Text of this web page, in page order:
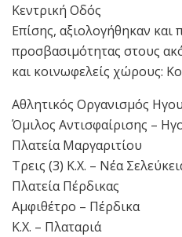
Κεντρική Οδός
Επίσης, αξιολογήθηκαν και
προσβασιμότητας στους
και κοινωφελείς χώρους:
Αθλητικός Οργανισμός
Όμιλος Αντισφαίρισης –
Πλατεία Μαργαριτίου
Τρεις (3) Κ.Χ. – Νέα
Πλατεία Πέρδικας
Αμφιθέτρο – Πέρδικα
Κ.Χ. – Πλαταριά